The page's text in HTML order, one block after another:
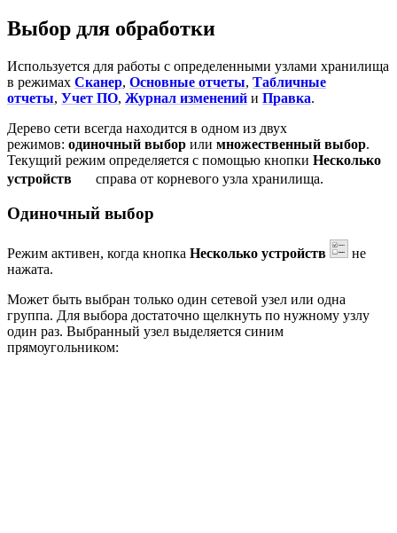
Выбор для обработки
Используется для работы с определенными узлами хранилища
в режимах Сканер, Основные отчеты, Табличные
отчеты, Учет ПО, Журнал изменений и Правка.
Дерево сети всегда находится в одном из двух
режимов: одиночный выбор или множественный выбор.
Текущий режим определяется с помощью кнопки Несколько
устройств
справа от корневого узла хранилища.
Одиночный выбор
Режим активен, когда кнопка Несколько устройств
не
нажата.
Может быть выбран только один сетевой узел или одна
группа. Для выбора достаточно щелкнуть по нужному узлу
один раз. Выбранный узел выделяется синим
прямоугольником: